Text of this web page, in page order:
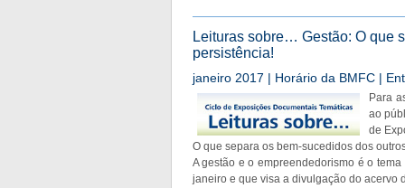
Leituras sobre… Gestão: O que
persistência!
janeiro 2017 | Horário da BMFC |
Para
ao
de
O que separa os bem-sucedidos dos
A gestão e o empreendedorismo é o
janeiro e que visa a divulgação do acervo